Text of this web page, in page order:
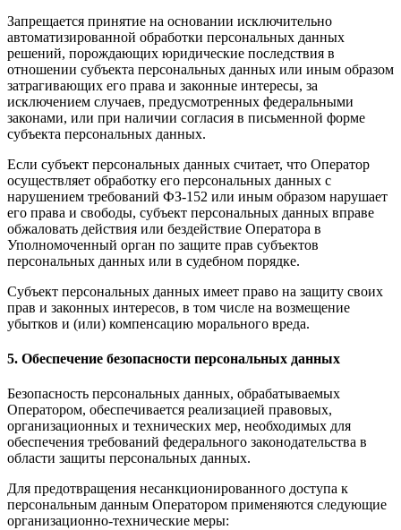
Запрещается принятие на основании исключительно
автоматизированной обработки персональных данных
решений, порождающих юридические последствия в
отношении субъекта персональных данных или иным образом
затрагивающих его права и законные интересы, за
исключением случаев, предусмотренных федеральными
законами, или при наличии согласия в письменной форме
субъекта персональных данных.
Если субъект персональных данных считает, что Оператор
осуществляет обработку его персональных данных с
нарушением требований ФЗ-152 или иным образом нарушает
его права и свободы, субъект персональных данных вправе
обжаловать действия или бездействие Оператора в
Уполномоченный орган по защите прав субъектов
персональных данных или в судебном порядке.
Субъект персональных данных имеет право на защиту своих
прав и законных интересов, в том числе на возмещение
убытков и (или) компенсацию морального вреда.
5. Обеспечение безопасности персональных данных
Безопасность персональных данных, обрабатываемых
Оператором, обеспечивается реализацией правовых,
организационных и технических мер, необходимых для
обеспечения требований федерального законодательства в
области защиты персональных данных.
Для предотвращения несанкционированного доступа к
персональным данным Оператором применяются следующие
организационно-технические меры: